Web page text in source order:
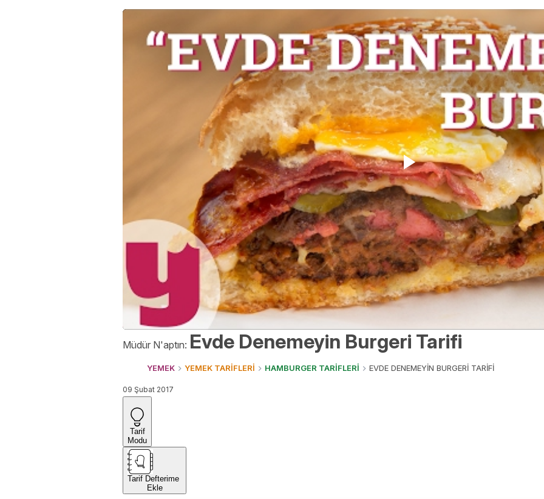
Müdür N'aptın: Evde Denemeyin Burgeri Tarifi
YEMEK YEMEK TARİFLERİ HAMBURGER TARİFLERİ EVDE DENEMEYİN BURGERİ TARİFİ
09 Şubat 2017
Tarif
Modu
Tarif Defterime
Ekle